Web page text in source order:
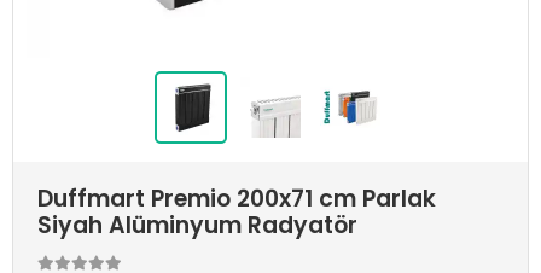
Duffmart Premio 200x71 cm Parlak
Siyah Alüminyum Radyatör